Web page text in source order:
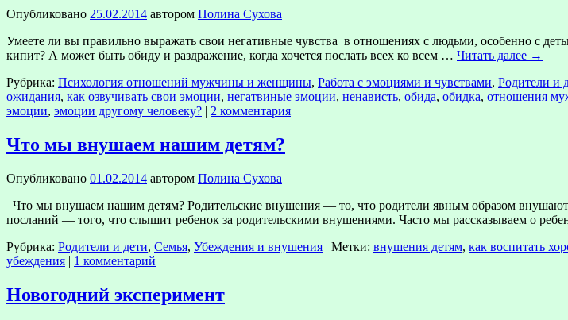
Опубликовано 25.02.2014 автором Полина Сухова
Умеете ли вы правильно выражать свои негативные чувства в отношениях с людьми, особенно с
кипит? А может быть обиду и раздражение, когда хочется послать всех ко всем … Читать далее →
Рубрика: Психология отношений мужчины и женщины, Работа с эмоциями и чувствами, Родители и
ожидания, как озвучивать свои эмоции, негатвиные эмоции, ненависть, обида, обидка, отношения
эмоции, эмоции другому человеку? | 2 комментария
Что мы внушаем нашим детям?
Опубликовано 01.02.2014 автором Полина Сухова
Что мы внушаем нашим детям? Родительские внушения — то, что родители явным образом внушают
посланий — того, что слышит ребенок за родительскими внушениями. Часто мы рассказываем о
Рубрика: Родители и дети, Семья, Убеждения и внушения | Метки: внушения детям, как воспитать
убеждения | 1 комментарий
Новогодний эксперимент